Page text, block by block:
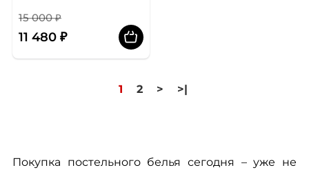
15 000 ₽
11 480 ₽
1 2 > >|
Покупка постельного белья сегодня – уже не